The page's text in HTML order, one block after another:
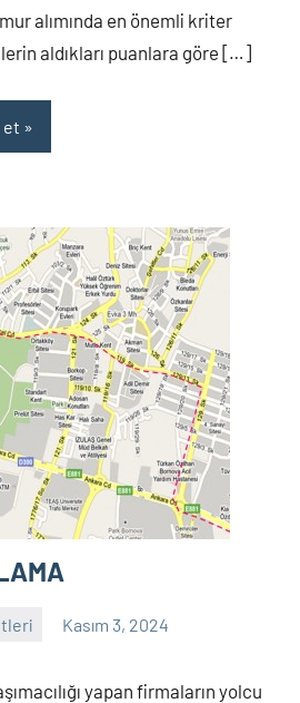
alımında en önemli kriter
aldıkları puanlara göre […]
et
Kasım 3, 2024
yapan firmaların yolcu